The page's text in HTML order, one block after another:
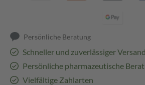
Persönliche Beratung
Schneller und zuverlässiger
Persönliche pharmazeutische
Vielfältige Zahlarten